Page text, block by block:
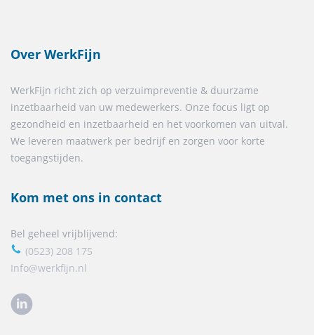
Over WerkFijn
WerkFijn richt zich op verzuimpreventie & duurzame
inzetbaarheid van uw medewerkers. Onze focus ligt op
gezondheid en inzetbaarheid en het voorkomen van uitval.
We leveren maatwerk per bedrijf en zorgen voor korte
toegangstijden.
Kom met ons in contact
Bel geheel vrijblijvend:
(0523) 208 175
Info@werkfijn.nl